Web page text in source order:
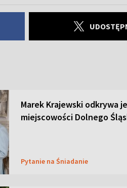
Marek Krajewski odkrywa
miejscowości Dolnego
Pytanie na Śniadanie